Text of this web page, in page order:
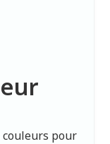
couleurs pour